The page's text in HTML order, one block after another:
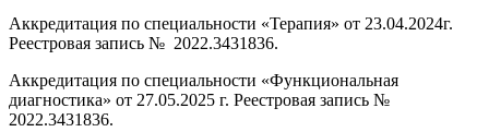
Аккредитация по специальности «Терапия» от 23.04.2024г.
Реестровая запись № 2022.3431836.
Аккредитация по специальности «Функциональная
диагностика» от 27.05.2025 г. Реестровая запись №
2022.3431836.